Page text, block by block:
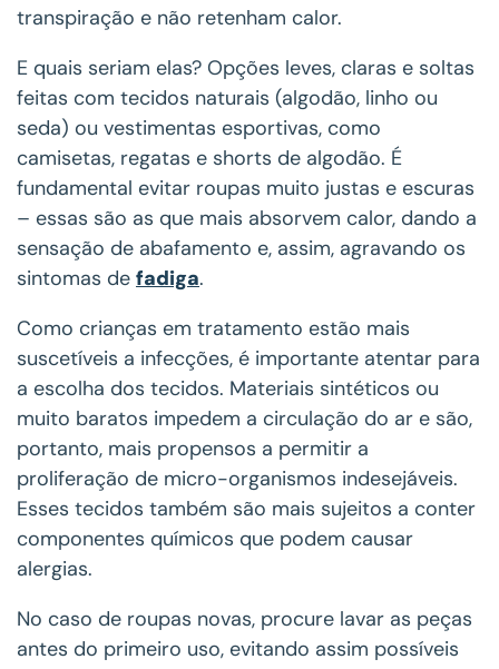
transpiração e não retenham calor.
E quais seriam elas? Opções leves, claras e soltas
feitas com tecidos naturais (algodão, linho ou
seda) ou vestimentas esportivas, como
camisetas, regatas e shorts de algodão. É
fundamental evitar roupas muito justas e escuras
– essas são as que mais absorvem calor, dando a
sensação de abafamento e, assim, agravando os
sintomas de fadiga.
Como crianças em tratamento estão mais
suscetíveis a infecções, é importante atentar para
a escolha dos tecidos. Materiais sintéticos ou
muito baratos impedem a circulação do ar e são,
portanto, mais propensos a permitir a
proliferação de micro-organismos indesejáveis.
Esses tecidos também são mais sujeitos a conter
componentes químicos que podem causar
alergias.
No caso de roupas novas, procure lavar as peças
antes do primeiro uso, evitando assim possíveis